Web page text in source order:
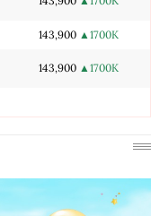
143,900 ▲1700K
143,900 ▲1700K